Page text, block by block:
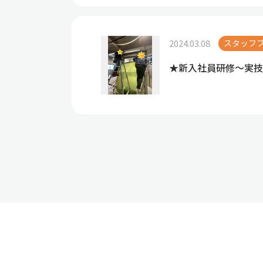
2024.03.08 スタッフ
★新入社員研修～実